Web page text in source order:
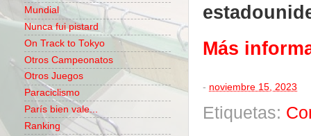
Más
- noviembre 15, 2023
Etiquetas:
Mundial
Nunca fui pistard
On Track to Tokyo
Otros Campeonatos
Otros Juegos
Paraciclismo
París bien vale...
Ranking